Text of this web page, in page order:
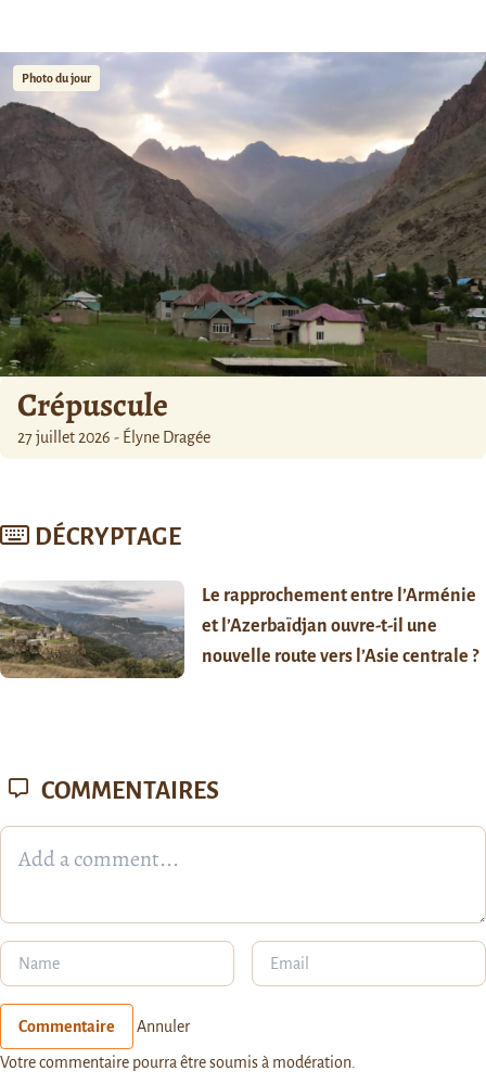
Photo du jour
Crépuscule
27 juillet 2026 - Élyne Dragée
DÉCRYPTAGE
Le rapprochement entre l’Arménie
et l’Azerbaïdjan ouvre-t-il une
nouvelle route vers l’Asie centrale ?
COMMENTAIRES
Commentaire Annuler
Votre commentaire pourra être soumis à modération.